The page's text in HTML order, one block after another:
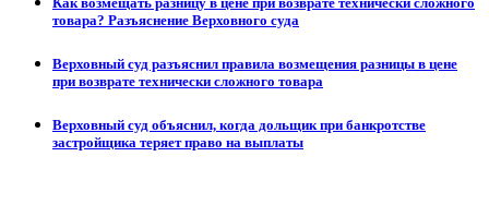
товара? Разъяснение Верховного суда
Верховный суд разъяснил правила возмещения разницы в цене
при возврате технически сложного товара
Верховный суд объяснил, когда дольщик при банкротстве
застройщика теряет право на выплаты